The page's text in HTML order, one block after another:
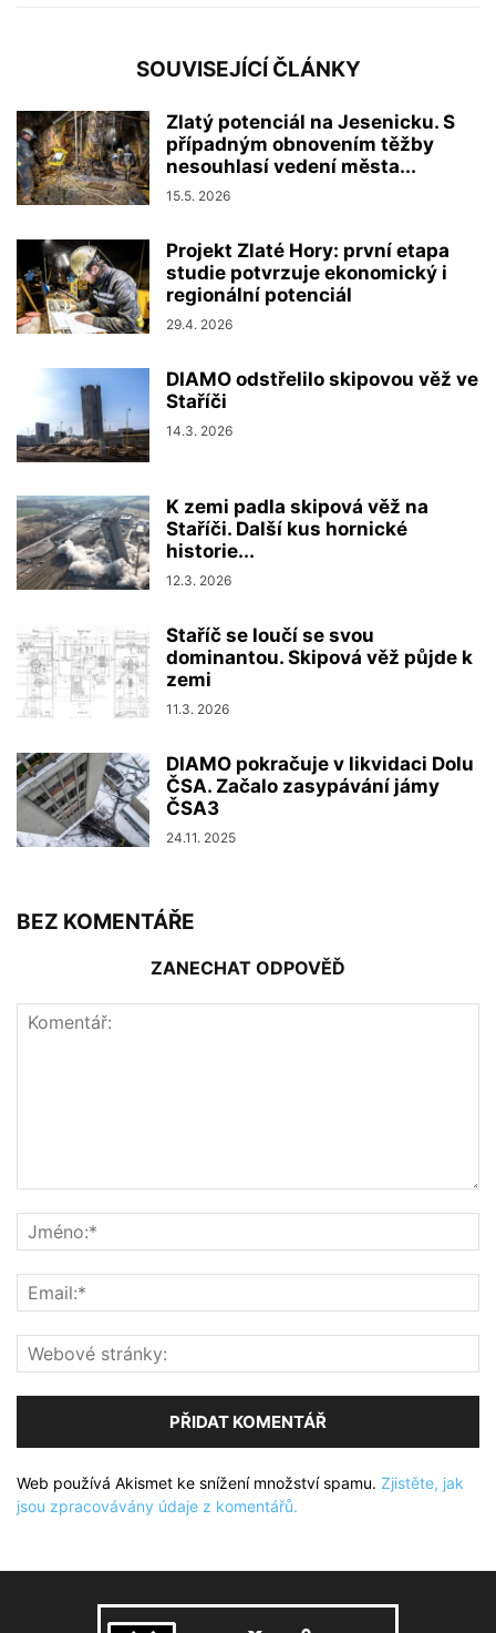
SOUVISEJÍCÍ ČLÁNKY
Zlatý potenciál na Jesenicku. S
případným obnovením těžby
nesouhlasí vedení města...
15.5. 2026
Projekt Zlaté Hory: první etapa
studie potvrzuje ekonomický i
regionální potenciál
29.4. 2026
DIAMO odstřelilo skipovou věž ve
Staříči
14.3. 2026
K zemi padla skipová věž na
Staříči. Další kus hornické
historie...
12.3. 2026
Staříč se loučí se svou
dominantou. Skipová věž půjde k
zemi
11.3. 2026
DIAMO pokračuje v likvidaci Dolu
ČSA. Začalo zasypávání jámy
ČSA3
24.11. 2025
BEZ KOMENTÁŘE
ZANECHAT ODPOVĚĎ
Web používá Akismet ke snížení množství spamu. Zjistěte, jak
jsou zpracovávány údaje z komentářů.